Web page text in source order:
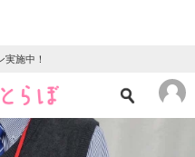
施中！
ュース